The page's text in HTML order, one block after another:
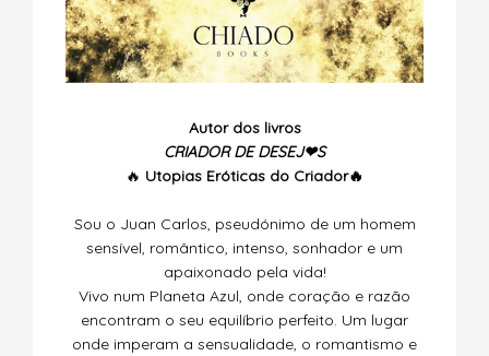
Autor dos livros
CRIADOR DE DESEJ❤S
🔥 Utopias Eróticas do Criador🔥
Sou o Juan Carlos, pseudónimo de um homem
sensível, romântico, intenso, sonhador e um
apaixonado pela vida!
Vivo num Planeta Azul, onde coração e razão
encontram o seu equilíbrio perfeito. Um lugar
onde imperam a sensualidade, o romantismo e